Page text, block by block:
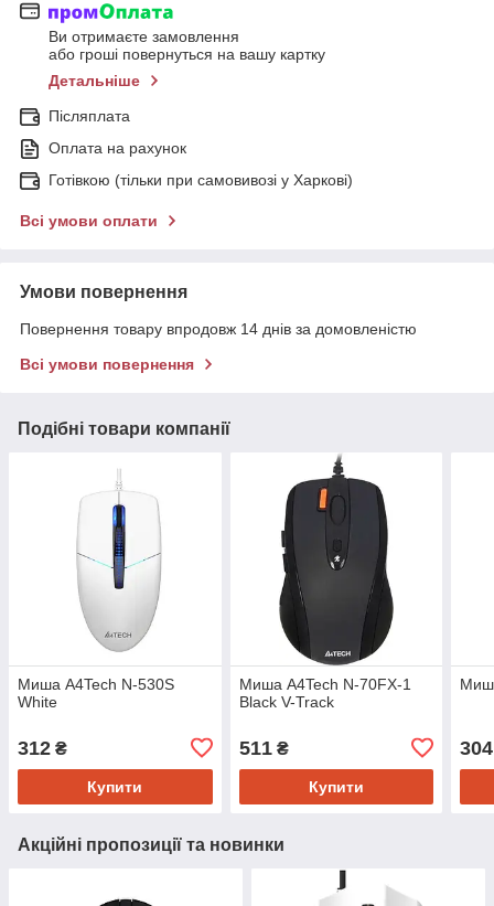
Ви отримаєте замовлення
або гроші повернуться на вашу картку
Детальніше
Післяплата
Оплата на рахунок
Готівкою (тільки при самовивозі у Харкові)
Всі умови оплати
Умови повернення
Повернення товару впродовж 14 днів за домовленістю
Всі умови повернення
Подібні товари компанії
Миша A4Tech N-530S
White
312 ₴
Купити
Миша A4Tech N-70FX-1
Black V-Track
511₴
Купити
304
Акційні пропозиції та новинки